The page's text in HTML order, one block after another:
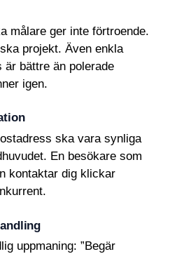
målare ger inte förtroende.
projekt. Även enkla
är bättre än polerade
igen.
ska vara synliga
En besökare som
kontaktar dig klickar
uppmaning: ”Begär